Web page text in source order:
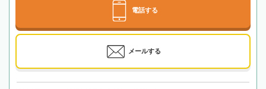
電話する
メールする